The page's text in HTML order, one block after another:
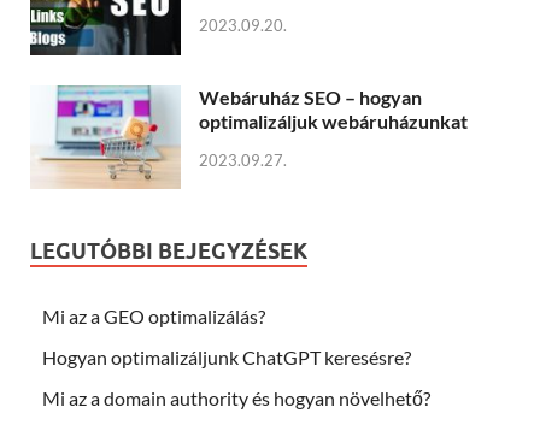
2023.09.20.
Webáruház SEO – hogyan
optimalizáljuk webáruházunkat
2023.09.27.
LEGUTÓBBI BEJEGYZÉSEK
Mi az a GEO optimalizálás?
Hogyan optimalizáljunk ChatGPT keresésre?
Mi az a domain authority és hogyan növelhető?